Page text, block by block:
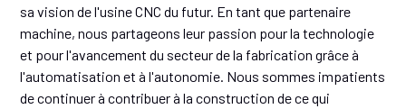
sa vision de l'usine CNC du futur. En tant que partenaire
machine, nous partageons leur passion pour la technologie
et pour l'avancement du secteur de la fabrication grâce à
l'automatisation et à l'autonomie. Nous sommes impatients
de continuer à contribuer à la construction de ce qui